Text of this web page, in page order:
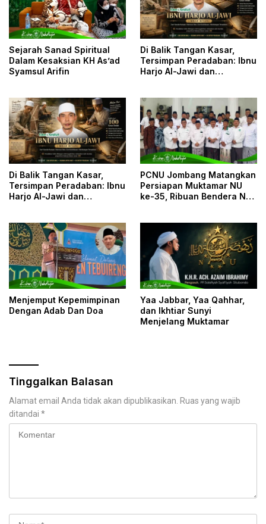
Sejarah Sanad Spiritual
Dalam Kesaksian KH As’ad
Syamsul Arifin
Di Balik Tangan Kasar,
Tersimpan Peradaban: Ibnu
Harjo Al-Jawi dan
Islam
Di Balik Tangan Kasar,
Tersimpan Peradaban: Ibnu
Harjo Al-Jawi dan
Islam
PCNU Jombang Matangkan
Persiapan Muktamar NU
ke-35, Ribuan Bendera NU
Menjemput Kepemimpinan
Dengan Adab Dan Doa
Yaa Jabbar, Yaa Qahhar,
dan Ikhtiar Sunyi
Menjelang Muktamar
Tinggalkan Balasan
Alamat email Anda tidak akan dipublikasikan. Ruas yang wajib
ditandai *